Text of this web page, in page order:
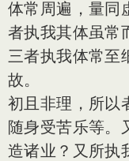
体常周遍，量同
者执我其体虽常
三者执我体常至
故。
初且非理，所以
随身受苦乐等。
造诸业？又所执